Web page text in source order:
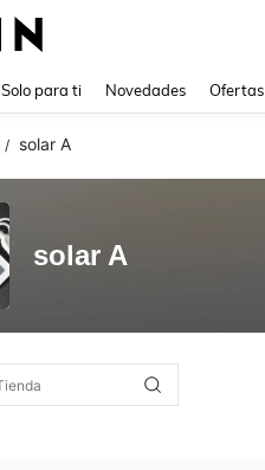
Solo para ti Novedades Ofertas
/ solar A
solar A